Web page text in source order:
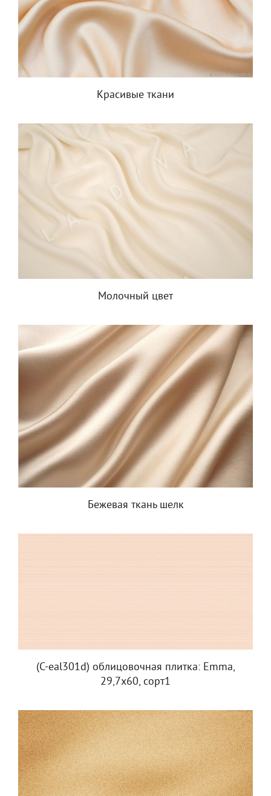
Красивые ткани
Молочный цвет
Бежевая ткань шелк
(C-eal301d) облицовочная плитка: Emma,
29,7x60, сорт1